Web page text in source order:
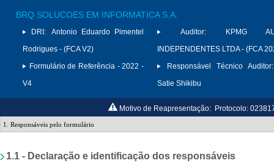
BRQ SOLUCOES EM INFORMATICA S.A.
DRI:
Antonio Eduardo Pimentel
Rodrigues - (FCA V2)
Formulário de Referência - 2022 -
V4
Auditor:
KPMG
INDEPENDENTES LTDA - (FCA
Responsável Técnico Auditor:
Satie Shikibu
Motivo de Reapresentação: Protocolo: